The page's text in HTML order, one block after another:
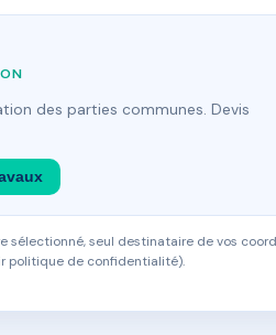
des parties communes. Devis
sélectionné, seul destinataire de vos
politique de confidentialité).